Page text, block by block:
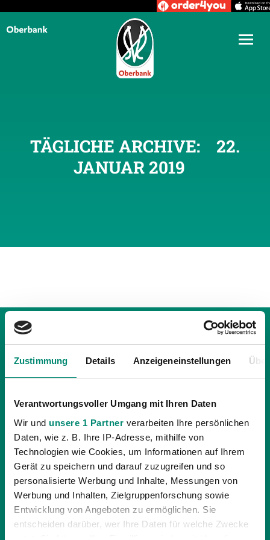
Zustimmung Details Anzeigeneinstellungen
Verantwortungsvoller Umgang mit Ihren Daten
Wir und unsere 1 Partner verarbeiten Ihre persönlichen
Daten, wie z. B. Ihre IP-Adresse, mithilfe von
Technologien wie Cookies, um Informationen auf Ihrem
Gerät zu speichern und darauf zuzugreifen und so
personalisierte Werbung und Inhalte, Messungen von
Werbung und Inhalten, Zielgruppenforschung sowie
Entwicklung von Angeboten zu ermöglichen. Sie
entscheiden darüber, wer Ihre Daten für welche Zwecke
TÄGLICHE ARCHIVE:
22.
JANUAR 2019
22.01.2019| PROFIS